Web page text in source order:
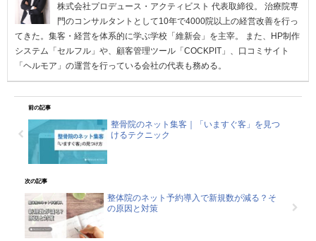
株式会社プロデュース・アクティビスト 代表取締役。 治療院専
門のコンサルタントとして10年で4000院以上の経営改善を行っ
てきた。集客・経営を体系的に学ぶ学校「維新会」を主宰。 また、HP制作
システム「セルフル」や、顧客管理ツール「COCKPIT」、口コミサイト
「ヘルモア」の運営を行っている会社の代表も務める。
前の記事
整骨院のネット集客｜「いますぐ客」を見つ
けるテクニック
次の記事
整体院のネット予約導入で新規数が減る？そ
の原因と対策